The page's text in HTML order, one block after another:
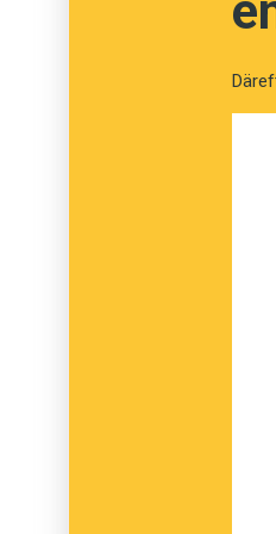
Visserligen är
eget